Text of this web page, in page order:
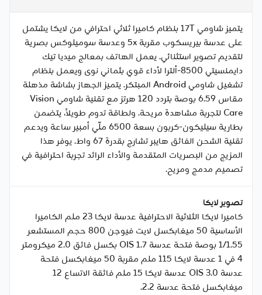
يتميز شاومي 17T بنظام كاميرا ثلاثي احترافي من لايكا يشتمل
على عدسة بيريسكوب مقربة 5x وعدسة سوميلوكس بصرية
لتقديم تصوير استثنائي. يعمل الهاتف بمعالج ميديا تيك
دايمنسيتي 8500-ألترا لأداء قوي بثماني نوى ويعمل بنظام
تشغيل شاومي Android المبتكر. يتميز الجهاز بشاشة مذهلة
مقاس 6.59 بوصة بتردد 120 هرتز مع تقنية شاومي Vision
Care لتجربة مشاهدة مريحة. ولطاقة تدوم طويلاً، يتضمن
بطارية سيليكون-كربون بسعة 6500 ملّي أمبير ساعة ويدعم
تقنية الشحن الفائق هايبر تشارج بقدرة 67 واط. يوفر هذا
المزيج من البصريات المتقدمة والأداء الرائد تجربة احترافية في
تصميم مدمج ومريح.
تصوير لايكا
كاميرا لايكا الثلاثية الاحترافية عدسة لايكا 23 ملم الكاميرا
الأساسية 50 ميغابكسل لايت فيوجن 800 حجم المستشعر
1/1.55 بوصة فتحة عدسة 1.7 OIS بكسل فائق 2.0 ميكرومتر
4 في 1 عدسة لايكا 115 ملم مقربة 50 ميغابكسل فتحة
عدسة 3.0 OIS عدسة لايكا 15 ملم فائقة الاتساع 12
ميغابكسل فتحة عدسة 2.2.